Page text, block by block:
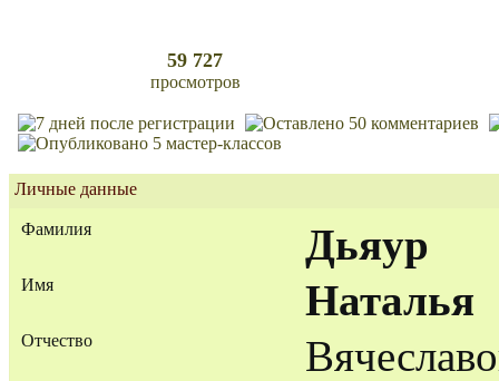
59 727
просмотров
Личные данные
Фамилия Дьяур
Имя Наталья
Отчество